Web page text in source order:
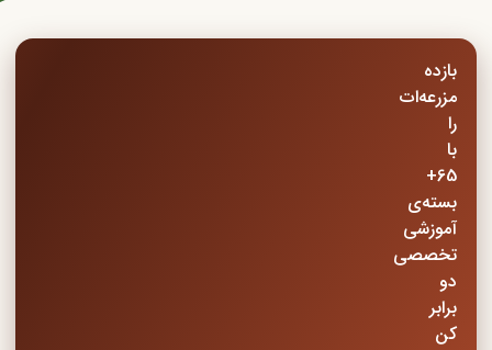
بازده
مزرعه‌ات
را
با
65+
بسته‌ی
آموزشی
تخصصی
دو
برابر
کن